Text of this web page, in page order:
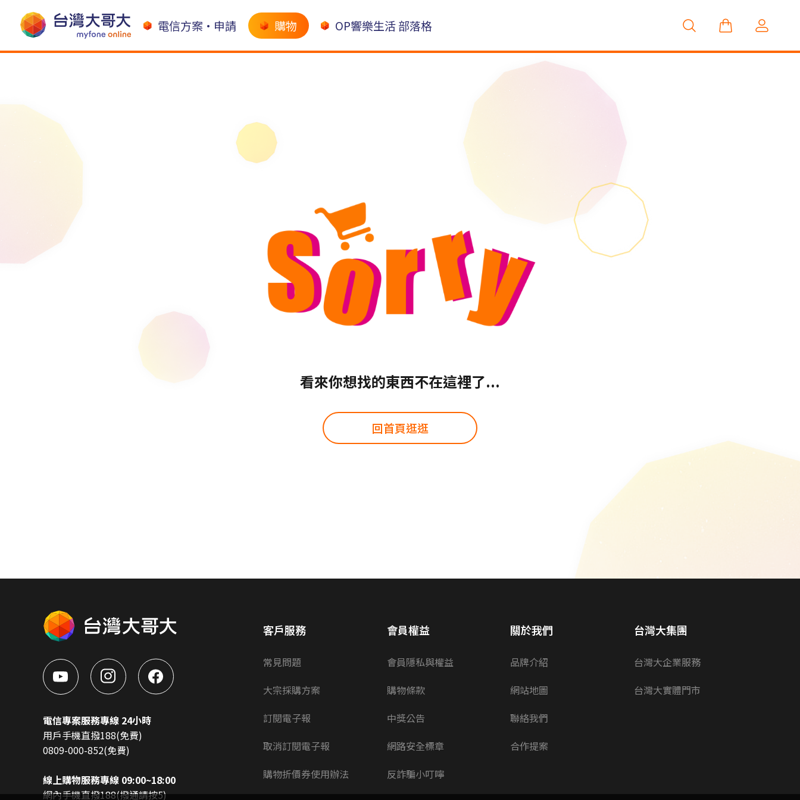
電信方案•申請 購物 OP響樂生活 部落格
看來你想找的東西不在這裡了...
回首頁逛逛
電信專案服務專線 24小時
用戶手機直撥188(免費)
0809-000-852(免費)
線上購物服務專線 09:00~18:00
網內手機直撥188(撥通請按5)
客戶服務
常見問題
大宗採購方案
訂閱電子報
取消訂閱電子報
購物折價券使用辦法
會員權益
會員隱私與權益
購物條款
中獎公告
網路安全標章
反詐騙小叮嚀
關於我們
品牌介紹
網站地圖
聯絡我們
合作提案
台灣大集團
台灣大企業服務
台灣大實體門市